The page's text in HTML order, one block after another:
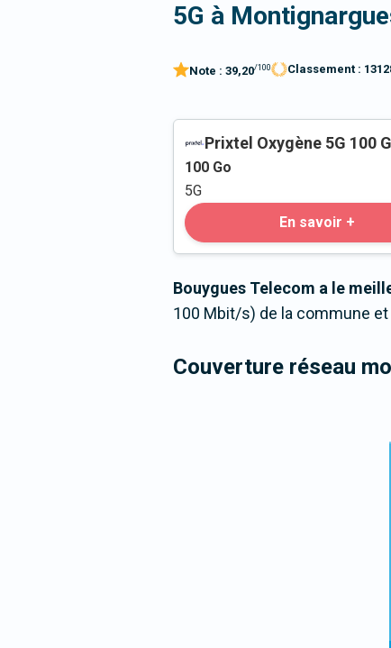
5G à
Note : 39,20/100 Classement :
Prixtel Oxygène 5G 100
100 Go
5G
En savoir +
Bouygues Telecom a le
100 Mbit/s) de la commune
Couverture réseau